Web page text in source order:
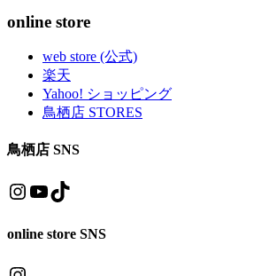
online store
web store (公式)
楽天
Yahoo! ショッピング
鳥栖店 STORES
鳥栖店 SNS
Instagram
YouTube
TikTok
online store SNS